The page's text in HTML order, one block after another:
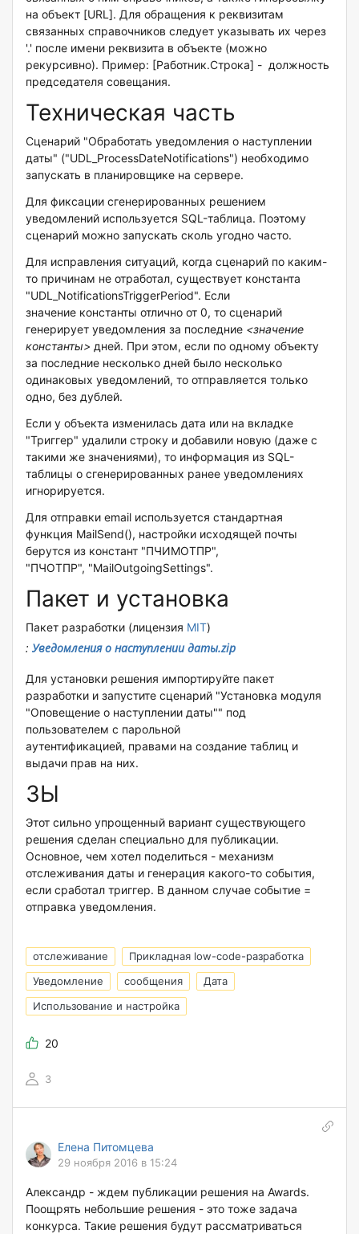
на объект [URL]. Для обращения к реквизитам
связанных справочников следует указывать их через
'.' после имени реквизита в объекте (можно
рекурсивно). Пример: [Работник.Строка] - должность
председателя совещания.
Техническая часть
Сценарий "Обработать уведомления о наступлении
даты" ("UDL_ProcessDateNotifications") необходимо
запускать в планировщике на сервере.
Для фиксации сгенерированных решением
уведомлений используется SQL-таблица. Поэтому
сценарий можно запускать сколь угодно часто.
Для исправления ситуаций, когда сценарий по каким-
то причинам не отработал, существует константа
"UDL_NotificationsTriggerPeriod". Если
значение константы отлично от 0, то сценарий
генерирует уведомления за последние <значение
константы> дней. При этом, если по одному объекту
за последние несколько дней было несколько
одинаковых уведомлений, то отправляется только
одно, без дублей.
Если у объекта изменилась дата или на вкладке
"Триггер" удалили строку и добавили новую (даже с
такими же значениями), то информация из SQL-
таблицы о сгенерированных ранее уведомлениях
игнорируется.
Для отправки email используется стандартная
функция MailSend(), настройки исходящей почты
берутся из констант "ПЧИМОТПР",
"ПЧОТПР", "MailOutgoingSettings".
Пакет и установка
Пакет разработки (лицензия MIT)
: Уведомления о наступлении даты.zip
Для установки решения импортируйте пакет
разработки и запустите сценарий "Установка модуля
"Оповещение о наступлении даты"" под
пользователем с парольной
аутентификацией, правами на создание таблиц и
выдачи прав на них.
ЗЫ
Этот сильно упрощенный вариант существующего
решения сделан специально для публикации.
Основное, чем хотел поделиться - механизм
отслеживания даты и генерация какого-то события,
если сработал триггер. В данном случае событие =
отправка уведомления.
отслеживание
Прикладная low-code-разработка
Уведомление
сообщения
Дата
Использование и настройка
20
3
Елена Питомцева
29 ноября 2016 в 15:24
Александр - ждем публикации решения на Awards.
Поощрять небольшие решения - это тоже задача
конкурса. Такие решения будут рассматриваться